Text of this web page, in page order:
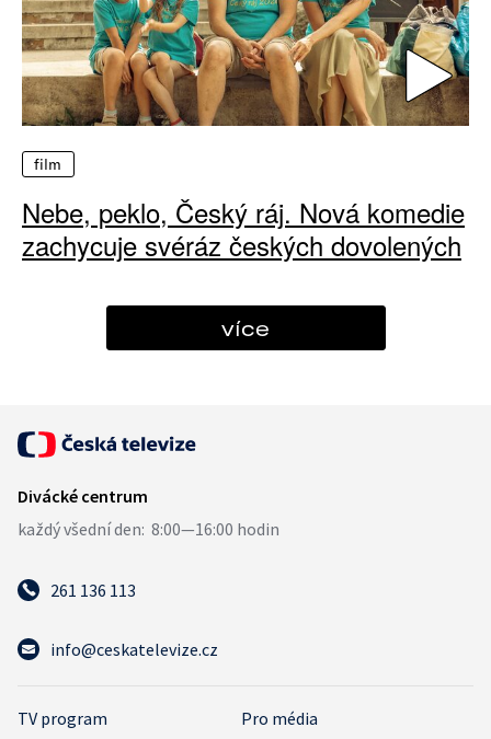
film
Nebe, peklo, Český ráj. Nová komedie
zachycuje svéráz českých dovolených
více
261 136 113
info@ceskatelevize.cz
TV program Pro média